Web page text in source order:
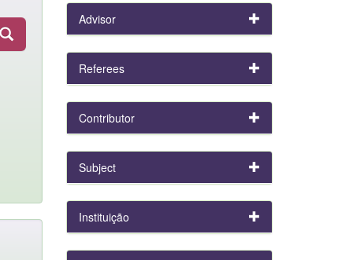
Advisor
Referees
Contributor
Subject
Instituição